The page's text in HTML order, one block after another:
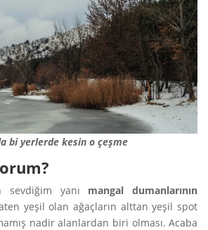
bi yerlerde kesin o çeşme
sevdiğim yanı mangal dumanlarının
yeşil olan ağaçların alttan yeşil spot
nadir alanlardan biri olması. Acaba